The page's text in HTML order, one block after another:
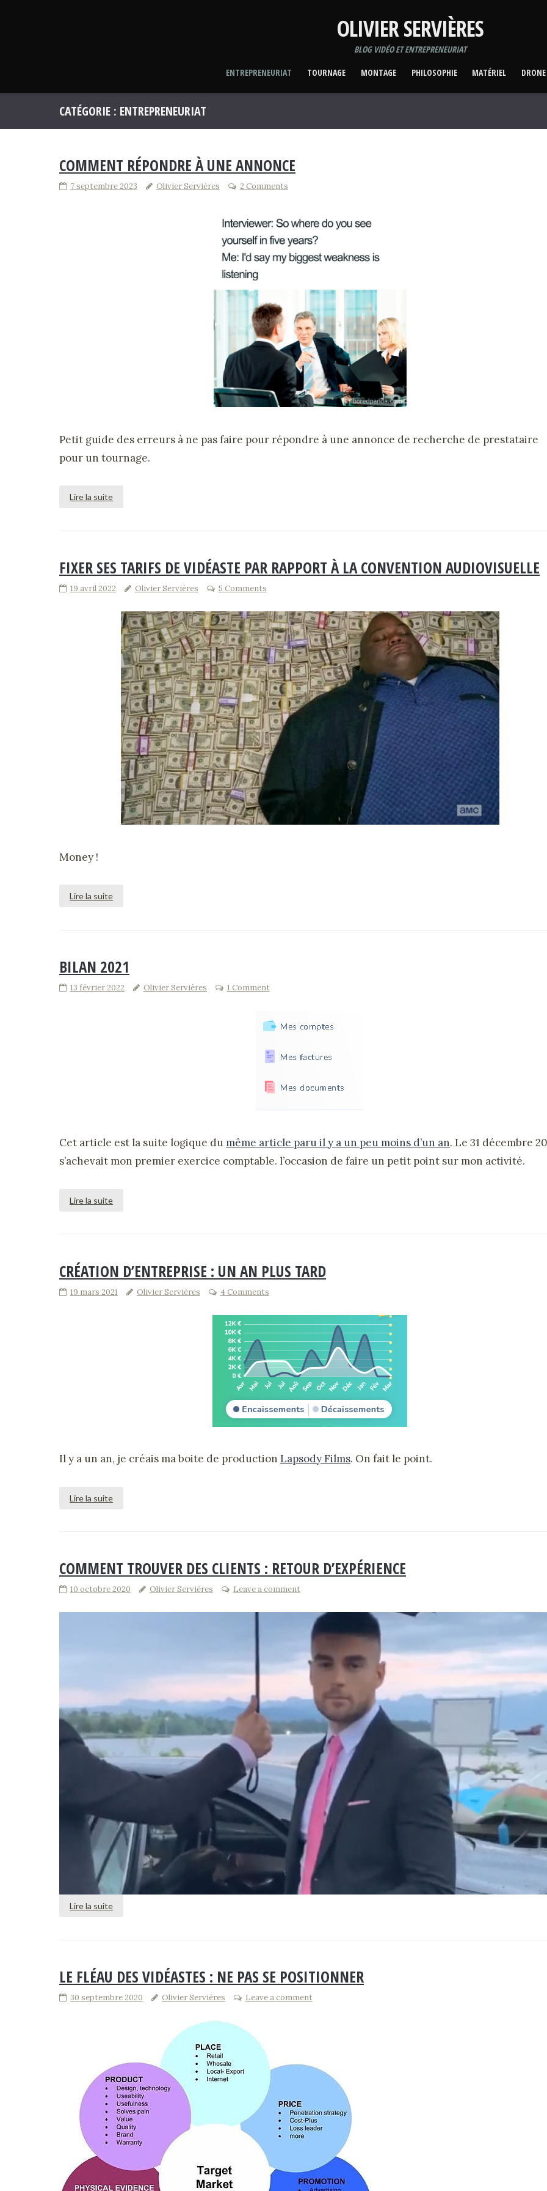
OLIVIER SERVIÈRES
BLOG VIDÉO ET ENTREPRENEURIAT
ENTREPRENEURIAT
TOURNAGE MONTAGE PHILOSOPHIE MATÉRIEL DRONE
CATÉGORIE : ENTREPRENEURIAT
COMMENT RÉPONDRE À UNE ANNONCE
7 septembre 2023 Olivier Servières 2 Comments
Petit guide des erreurs à ne pas faire pour répondre à une annonce de recherche de prestataire
pour un tournage.
Lire la suite
FIXER SES TARIFS DE VIDÉASTE PAR RAPPORT À LA CONVENTION AUDIOVISUELLE
19 avril 2022 Olivier Servières 5 Comments
Money !
Lire la suite
BILAN 2021
13 février 2022 Olivier Servières 1 Comment
Cet article est la suite logique du même article paru il y a un peu moins d’un an. Le 31 décembre
s’achevait mon premier exercice comptable. l’occasion de faire un petit point sur mon activité.
Lire la suite
CRÉATION D’ENTREPRISE : UN AN PLUS TARD
19 mars 2021 Olivier Servières 4 Comments
Il y a un an, je créais ma boite de production Lapsody Films. On fait le point.
Lire la suite
COMMENT TROUVER DES CLIENTS : RETOUR D’EXPÉRIENCE
10 octobre 2020 Olivier Servières Leave a comment
Lire la suite
LE FLÉAU DES VIDÉASTES : NE PAS SE POSITIONNER
30 septembre 2020 Olivier Servières Leave a comment